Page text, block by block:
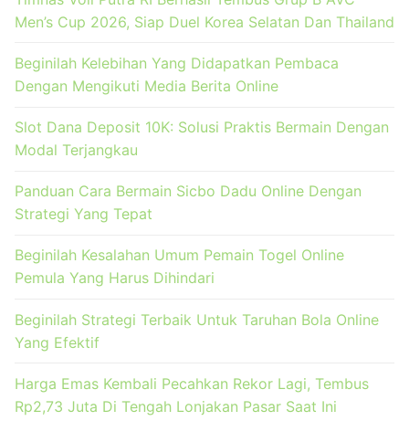
Men’s Cup 2026, Siap Duel Korea Selatan Dan Thailand
Beginilah Kelebihan Yang Didapatkan Pembaca
Dengan Mengikuti Media Berita Online
Slot Dana Deposit 10K: Solusi Praktis Bermain Dengan
Modal Terjangkau
Panduan Cara Bermain Sicbo Dadu Online Dengan
Strategi Yang Tepat
Beginilah Kesalahan Umum Pemain Togel Online
Pemula Yang Harus Dihindari
Beginilah Strategi Terbaik Untuk Taruhan Bola Online
Yang Efektif
Harga Emas Kembali Pecahkan Rekor Lagi, Tembus
Rp2,73 Juta Di Tengah Lonjakan Pasar Saat Ini